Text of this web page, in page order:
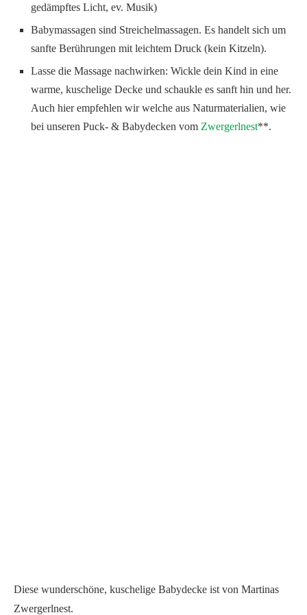
gedämpftes Licht, ev. Musik)
Babymassagen sind Streichelmassagen. Es handelt sich um
sanfte Berührungen mit leichtem Druck (kein Kitzeln).
Lasse die Massage nachwirken: Wickle dein Kind in eine
warme, kuschelige Decke und schaukle es sanft hin und her.
Auch hier empfehlen wir welche aus Naturmaterialien, wie
bei unseren Puck- & Babydecken vom Zwergerlnest**.
Diese wunderschöne, kuschelige Babydecke ist von Martinas
Zwergerlnest.